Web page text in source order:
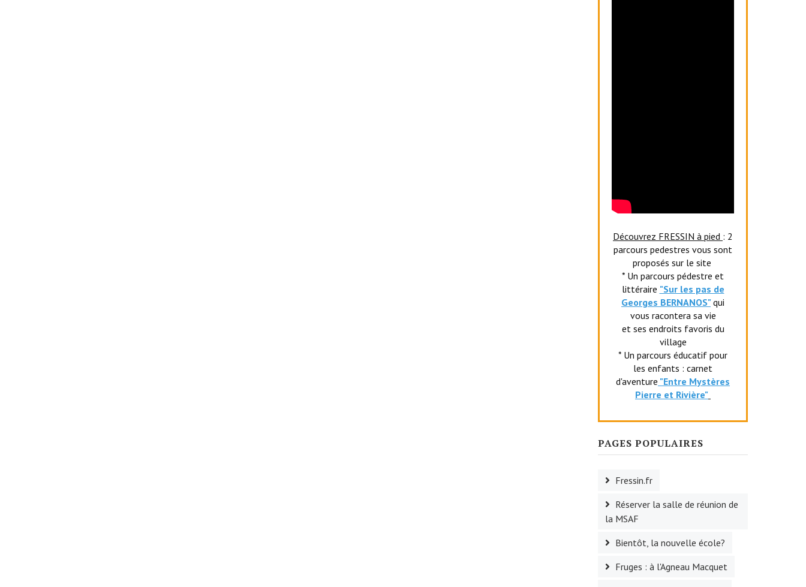
Découvrez FRESSIN à pied : 2
parcours pedestres vous sont
proposés sur le site
* Un parcours pédestre et
littéraire "Sur les pas de
Georges BERNANOS" qui
vous racontera sa vie
et ses endroits favoris du
village
* Un parcours éducatif pour
les enfants : carnet
d'aventure "Entre Mystères
Pierre et Rivière"
PAGES POPULAIRES
Fressin.fr
Réserver la salle de réunion de
la MSAF
Bientôt, la nouvelle école?
Fruges : à l'Agneau Macquet